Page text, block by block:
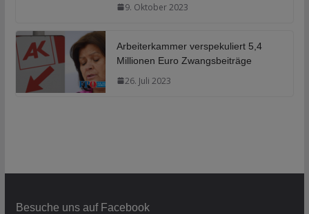
9. Oktober 2023
Arbeiterkammer verspekuliert 5,4
Millionen Euro Zwangsbeiträge
26. Juli 2023
Besuche uns auf Facebook